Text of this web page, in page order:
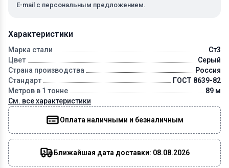
Характеристики
Марка стали
Ст3
Цвет
Серый
Страна производства
Россия
Стандарт
ГОСТ 8639-82
Метров в 1 тонне
89 м
См. все характеристики
Оплата наличными и безналичным
Ближайшая дата доставки: 08.08.2026
E-mail с персональным предложением.